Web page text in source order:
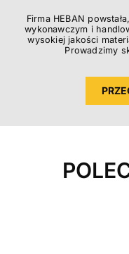
Firma HEBAN
wykonawczym i
wysokiej jakości
Prowadzimy